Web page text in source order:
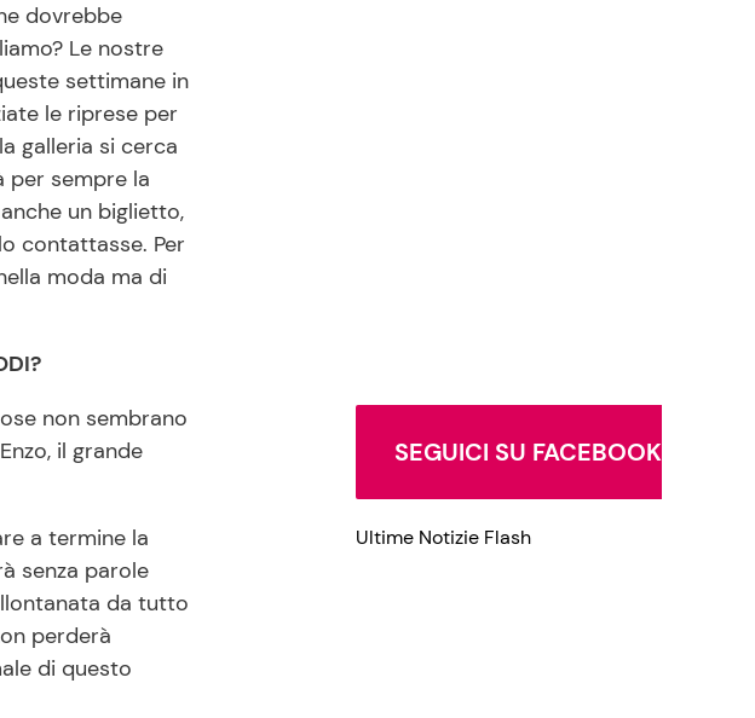
dovrebbe
Le nostre
settimane in
le riprese per
galleria si cerca
per sempre la
un biglietto,
contattasse. Per
moda ma di
non sembrano
il grande
a termine la
senza parole
da tutto
perderà
di questo
SEGUICI SU FACEBOOK
Ultime Notizie Flash